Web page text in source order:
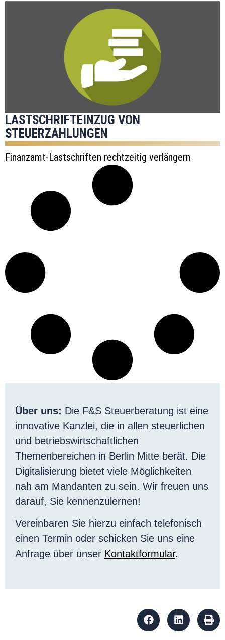
LASTSCHRIFTEINZUG VON
STEUERZAHLUNGEN
Finanzamt-Lastschriften rechtzeitig verlängern
Über uns: Die F&S Steuerberatung ist eine
innovative Kanzlei, die in allen steuerlichen
und betriebswirtschaftlichen
Themenbereichen in Berlin Mitte berät. Die
Digitalisierung bietet viele Möglichkeiten
nah am Mandanten zu sein. Wir freuen uns
darauf, Sie kennenzulernen!
Vereinbaren Sie hierzu einfach telefonisch
einen Termin oder schicken Sie uns eine
Anfrage über unser Kontaktformular.